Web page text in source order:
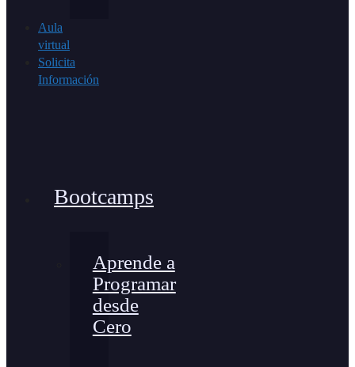
Aula
virtual
Solicita
Información
Bootcamps
Aprende a
Programar
desde
Cero